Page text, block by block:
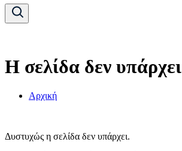
Η σελίδα δεν υπάρχει
Αρχική
Δυστυχώς η σελίδα δεν υπάρχει.